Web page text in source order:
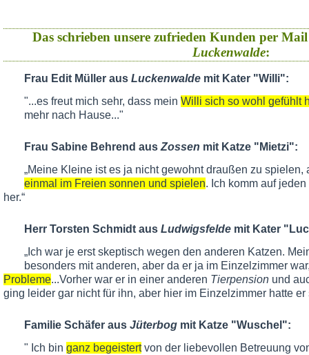
Das schrieben unsere zufrieden Kunden per
Luckenwalde:
Frau Edit Müller aus Luckenwalde mit Kater "Willi":
"...es freut mich sehr, dass mein Willi sich so wohl gefühlt
mehr nach Hause..."
Frau Sabine Behrend aus Zossen mit Katze "Mietzi":
„Meine Kleine ist es ja nicht gewohnt draußen zu spielen,
einmal im Freien sonnen und spielen. Ich komm auf
her.“
Herr Torsten Schmidt aus Ludwigsfelde mit Kater
„Ich war je erst skeptisch wegen den anderen Katzen.
besonders mit anderen, aber da er ja im Einzelzimmer
Probleme...Vorher war er in einer anderen Tierpension und
ging leider gar nicht für ihn, aber hier im Einzelzimmer hatte er
Familie Schäfer aus Jüterbog mit Katze "Wuschel":
" Ich bin ganz begeistertvon der liebevollen Betreuung